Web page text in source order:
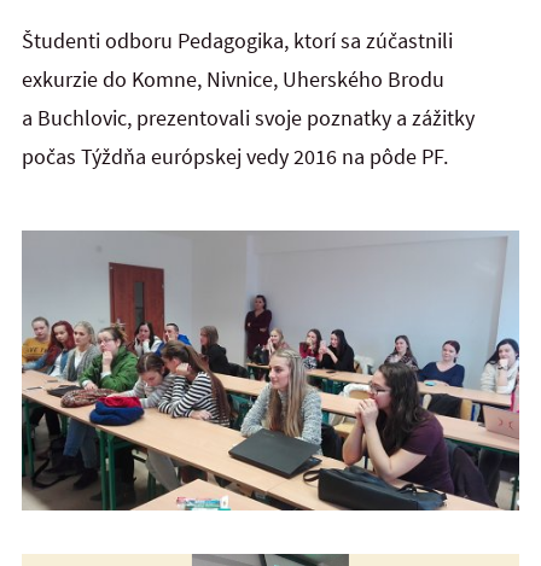
Študenti odboru Pedagogika, ktorí sa zúčastnili
exkurzie do Komne, Nivnice, Uherského Brodu
a Buchlovic, prezentovali svoje poznatky a zážitky
počas Týždňa európskej vedy 2016 na pôde PF.